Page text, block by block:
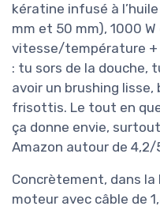
kératine infusé à
mm et 50 mm), 1000
vitesse/température +
: tu sors de la douche,
avoir un brushing
frisottis. Le tout en
ça donne envie,
Amazon autour de 4,2/
Concrètement, dans
moteur avec câble de